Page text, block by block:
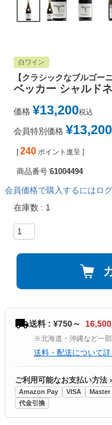
白ワイン
【クラシックなブルゴー
ベッカー シャルド
価格 ¥13,200税込
会員特別価格 ¥13,200
[ 240 ポイント進呈 ]
商品番号 61004494
会員価格で購入するにはロ
在庫数
1
送料 : ¥750～
※北海道・沖縄など一
送料・配送について
ご利用可能なお支払い方法 ›
Amazon Pay VISA Master
代金引換